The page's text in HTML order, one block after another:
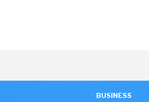
BUSINESS